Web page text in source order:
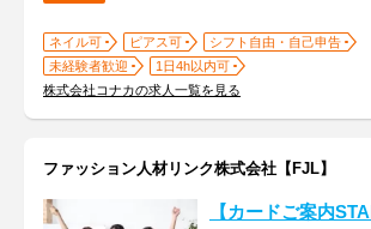
ネイル可 ピアス可
シフト自由・自己申告
未経験者歓迎
1日4h以内可
株式会社コナカの求人一覧を見る
ファッション人材リンク株式会社【FJL】
【カードご案内